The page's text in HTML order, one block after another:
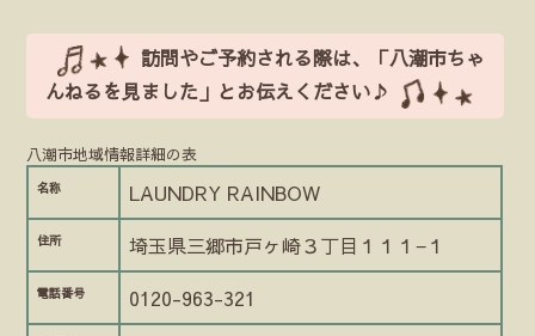
訪問やご予約される際は、「八潮市ちゃ
んねるを見ました」とお伝えください♪
八潮市地域情報詳細の表
名称 LAUNDRY RAINBOW
住所 埼玉県三郷市戸ヶ崎３丁目１１１−１
電話番号 0120-963-321